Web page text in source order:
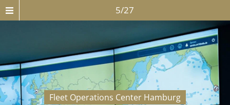
5/27
Fleet Operations Center Hamburg